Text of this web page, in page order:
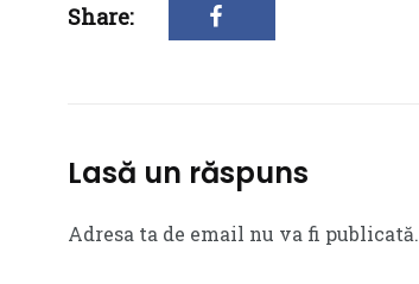
Share:
Lasă un răspuns
Adresa ta de email nu va fi publicată.